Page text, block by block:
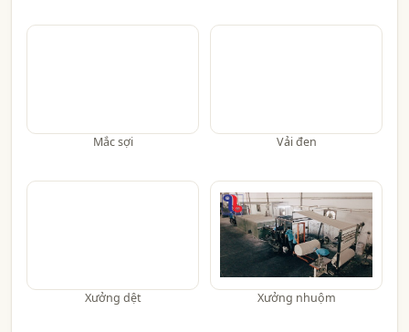
Mắc sợi Vải đen
Xưởng dệt Xưởng nhuộm